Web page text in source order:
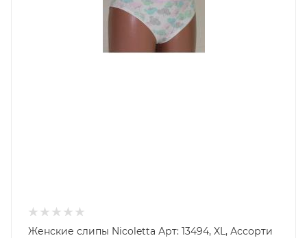
Женские слипы Nicoletta Арт: 13494, XL, Ассорти